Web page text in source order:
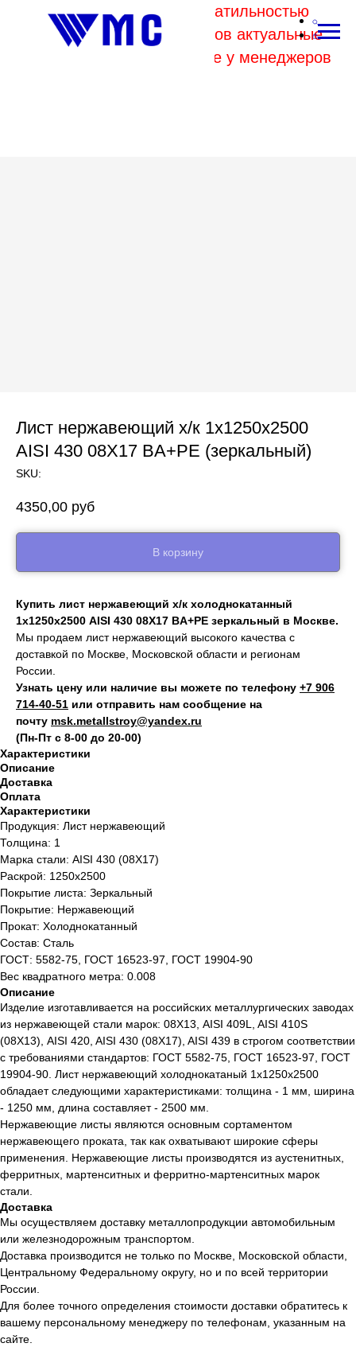
В связи с высокой волатильностью
отпускных цен комбинатов актуальные
цены на металл уточняйте у менеджеров
Лист нержавеющий х/к 1х1250х2500
AISI 430 08Х17 BA+PE (зеркальный)
SKU:
4350,00 руб
В корзину
Купить лист нержавеющий х/к холоднокатанный
1х1250х2500 AISI 430 08Х17 BA+PE зеркальный в Москве.
Мы продаем лист нержавеющий высокого качества с
доставкой по Москве, Московской области и регионам
России.
Узнать цену или наличие вы можете по телефону +7 906
714‑40-51 или отправить нам сообщение на
почту msk.metallstroy@yandex.ru
(Пн-Пт с 8-00 до 20-00)
Характеристики
Описание
Доставка
Оплата
Характеристики
Продукция: Лист нержавеющий
Толщина: 1
Марка стали: AISI 430 (08Х17)
Раскрой: 1250х2500
Покрытие листа: Зеркальный
Покрытие: Нержавеющий
Прокат: Холоднокатанный
Состав: Сталь
ГОСТ: 5582-75, ГОСТ 16523-97, ГОСТ 19904-90
Вес квадратного метра: 0.008
Описание
Изделие изготавливается на российских металлургических заводах
из нержавеющей стали марок: 08Х13, AISI 409L, AISI 410S
(08Х13), AISI 420, AISI 430 (08Х17), AISI 439 в строгом соответствии
с требованиями стандартов: ГОСТ 5582-75, ГОСТ 16523-97, ГОСТ
19904-90. Лист нержавеющий холоднокатаный 1х1250х2500
обладает следующими характеристиками: толщина - 1 мм, ширина
- 1250 мм, длина составляет - 2500 мм.
Нержавеющие листы являются основным сортаментом
нержавеющего проката, так как охватывают широкие сферы
применения. Нержавеющие листы производятся из аустенитных,
ферритных, мартенситных и ферритно-мартенситных марок
стали.
Доставка
Мы осуществляем доставку металлопродукции автомобильным
или железнодорожным транспортом.
Доставка производится не только по Москве, Московской области,
Центральному Федеральному округу, но и по всей территории
России.
Для более точного определения стоимости доставки обратитесь к
вашему персональному менеджеру по телефонам, указанным на
сайте.